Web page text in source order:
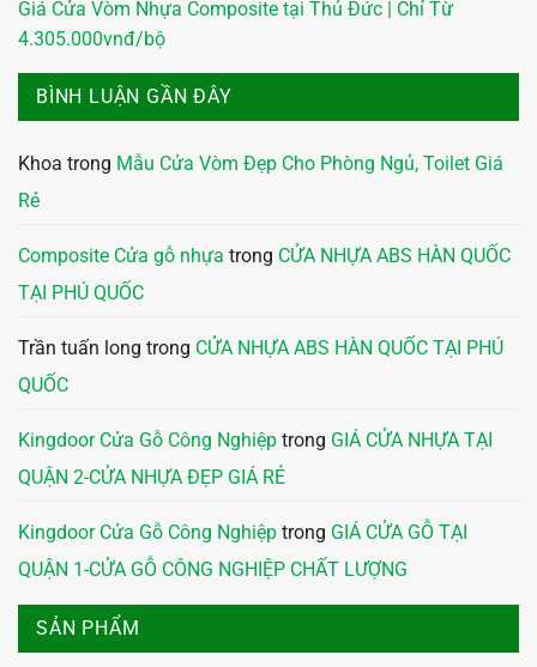
Giá Cửa Vòm Nhựa Composite tại Thủ Đức | Chỉ Từ
4.305.000vnđ/bộ
BÌNH LUẬN GẦN ĐÂY
Khoa trong Mẫu Cửa Vòm Đẹp Cho Phòng Ngủ, Toilet Giá
Rẻ
Composite Cửa gỗ nhựa trong CỬA NHỰA ABS HÀN QUỐC
TẠI PHÚ QUỐC
Trần tuấn long trong CỬA NHỰA ABS HÀN QUỐC TẠI PHÚ
QUỐC
Kingdoor Cửa Gỗ Công Nghiệp trong GIÁ CỬA NHỰA TẠI
QUẬN 2-CỬA NHỰA ĐẸP GIÁ RẺ
Kingdoor Cửa Gỗ Công Nghiệp trong GIÁ CỬA GỖ TẠI
QUẬN 1-CỬA GỖ CÔNG NGHIỆP CHẤT LƯỢNG
SẢN PHẨM